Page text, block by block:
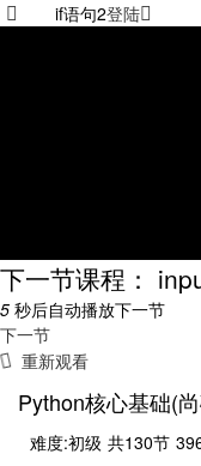
if语句2登陆
下一节课程：
5 秒后自动播放下一节
下一节
重新观看
Python核心基础(
难度:初级 共130节